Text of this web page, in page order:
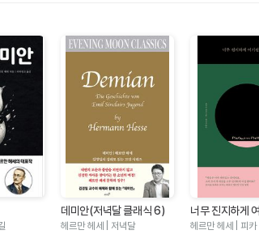
데미안(저녁달 클래식 6)
헤르만 헤세 | 저녁달
너무 진지하게
요(헤르만 헤세
헤르만 헤세 | 피카